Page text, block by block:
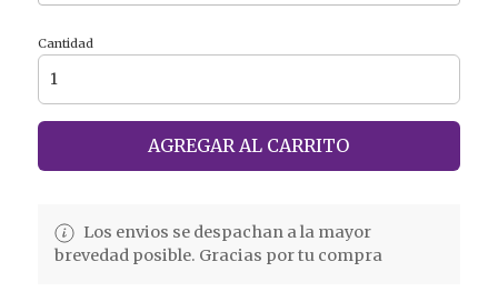
Cantidad
AGREGAR AL CARRITO
Los envios se despachan a la mayor
brevedad posible. Gracias por tu compra